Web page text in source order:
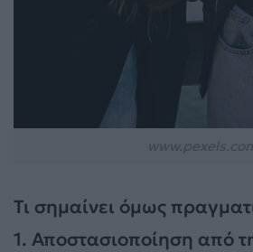
Τι σημαίνει όμως
1. Αποστασιοποίηση από